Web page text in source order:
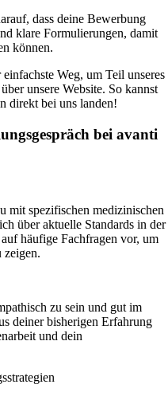
dass deine Bewerbung
klare Formulierungen, damit
können.
einfachste Weg, um Teil unseres
unsere Website. So kannst
direkt bei uns landen!
bei avanti
mit spezifischen medizinischen
über aktuelle Standards in der
häufige Fachfragen vor, um
zeigen.
zu sein und gut im
deiner bisherigen Erfahrung
und dein